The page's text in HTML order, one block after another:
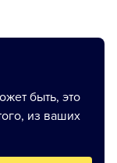
быть, это
из ваших